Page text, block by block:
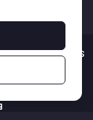
Solutions
Us